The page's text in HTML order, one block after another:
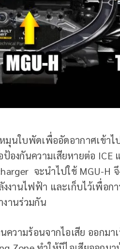
มุนใบพัดเพื่ออัดอากาศเข้า
องกันความเสียหายต่อ ICE
จะนำไปใช้ MGU-H
านไฟฟ้า และเก็บไว้เพื่อกา
านร่วมกัน
ความร้อนจากไอเสีย ออกม